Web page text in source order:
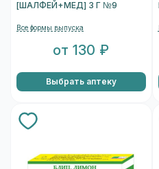
[ШАЛФЕЙ+МЕД] 3 Г №9
Все формы выпуска
от 130 ₽
Выбрать аптеку